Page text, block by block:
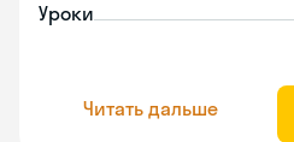
Уроки
Читать дальше